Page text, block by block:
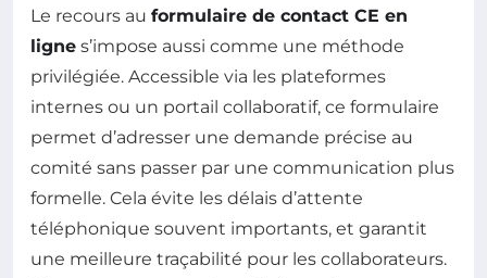
Le recours au formulaire de contact CE en
ligne s’impose aussi comme une méthode
privilégiée. Accessible via les plateformes
internes ou un portail collaboratif, ce formulaire
permet d’adresser une demande précise au
comité sans passer par une communication plus
formelle. Cela évite les délais d’attente
téléphonique souvent importants, et garantit
une meilleure traçabilité pour les collaborateurs.